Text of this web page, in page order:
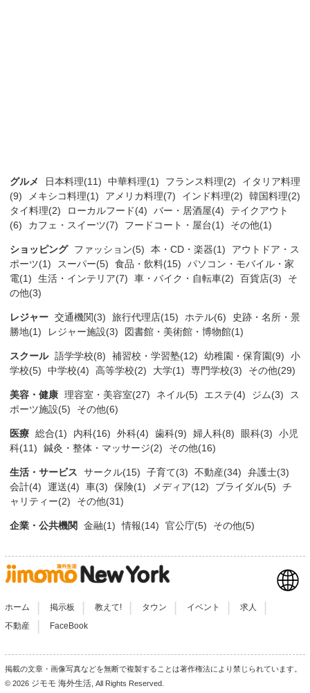
グルメ 日本料理(11) 中華料理(1) フランス料理(2)
イタリア料理
(9)
メキシコ料理(1) アメリカ料理(7) インド料理(2)
韓国料理(2)
タイ料理(2)
ローカルフード(4) バー・居酒屋(4)
テイクアウト
(6)
カフェ・スイーツ(7) フードコート・屋台(1) その他(1)
ショッピング ファッション(5) 本・CD・楽器(1)
アウトドア・ス
ポーツ(1)
スーパー(5) 食品・飲料(15)
パソコン・モバイル・家
電(1)
生活・インテリア(7) 車・バイク・自転車(2) 百貨店(3)
そ
の他(3)
レジャー 交通機関(3) 旅行代理店(15) ホテル(6)
史跡・名所・景
勝地(1)
レジャー施設(3) 図書館・美術館・博物館(1)
スクール 語学学校(8) 補習校・学習塾(12) 幼稚園・保育園(9)
小
学校(5)
中学校(4) 高等学校(2) 大学(1) 専門学校(3) その他(29)
美容・健康 理容室・美容室(27) ネイル(5) エステ(4) ジム(3)
ス
ポーツ施設(5)
その他(6)
医療 総合(1) 内科(16) 外科(4) 歯科(9) 婦人科(8) 眼科(3)
小児
科(11)
鍼灸・整体・マッサージ(2) その他(16)
生活・サービス サークル(15) 子育て(3) 不動産(34)
弁護士(3)
会計(4)
運送(4) 車(3) 保険(1) メディア(12) ブライダル(5)
チ
ャリティー(2)
その他(31)
企業・公共機関 金融(1) 情報(14) 官公庁(5) その他(5)
ホーム 掲示板 教えて! タウン イベント 求人
不動産 FaceBook
掲載の文章・画像写真などを無断で複製することは著作権法により禁じられています。
© 2026 ジモモ 海外生活 , All Rights Reserved.